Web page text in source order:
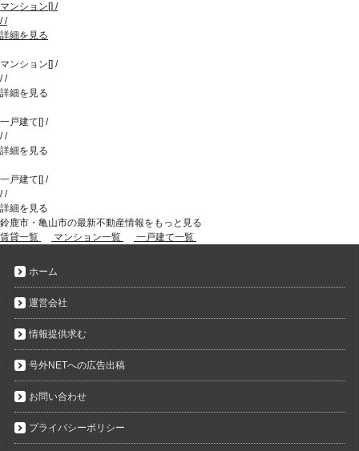
マンション [] /
//
詳細を見る
マンション [] /
//
詳細を見る
一戸建て [] /
//
詳細を見る
一戸建て [] /
//
詳細を見る
鈴鹿市・亀山市の最新不動産情報をもっと見る
賃貸一覧
マンション一覧 一戸建て一覧
ホーム
運営会社
情報提供求む
号外NETへの広告出稿
お問い合わせ
プライバシーポリシー